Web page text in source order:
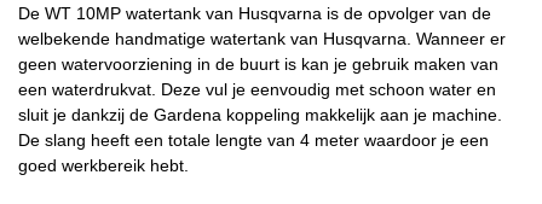
De WT 10MP watertank van Husqvarna is de opvolger van de
welbekende handmatige watertank van Husqvarna. Wanneer er
geen watervoorziening in de buurt is kan je gebruik maken van
een waterdrukvat. Deze vul je eenvoudig met schoon water en
sluit je dankzij de Gardena koppeling makkelijk aan je machine.
De slang heeft een totale lengte van 4 meter waardoor je een
goed werkbereik hebt.